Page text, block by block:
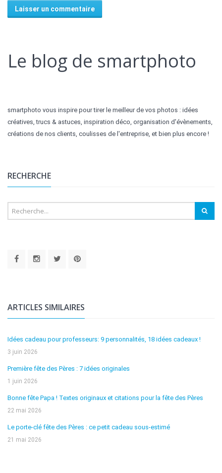
Le blog de smartphoto
smartphoto vous inspire pour tirer le meilleur de vos photos : idées
créatives, trucs & astuces, inspiration déco, organisation d'évènements,
créations de nos clients, coulisses de l'entreprise, et bien plus encore !
RECHERCHE
ARTICLES SIMILAIRES
Idées cadeau pour professeurs: 9 personnalités, 18 idées cadeaux !
3 juin 2026
Première fête des Pères : 7 idées originales
1 juin 2026
Bonne fête Papa ! Textes originaux et citations pour la fête des Pères
22 mai 2026
Le porte-clé fête des Pères : ce petit cadeau sous-estimé
21 mai 2026